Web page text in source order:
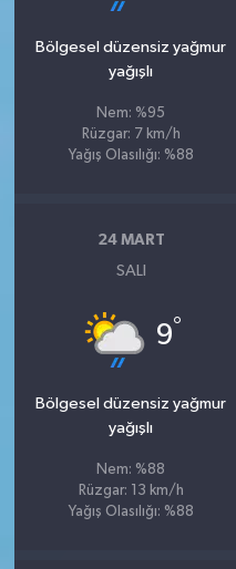
Bölgesel düzensiz yağmur
yağışlı
Nem: %95
Rüzgar: 7 km/h
Yağış Olasılığı: %88
24 MART
SALI
9°
Bölgesel düzensiz yağmur
yağışlı
Nem: %88
Rüzgar: 13 km/h
Yağış Olasılığı: %88